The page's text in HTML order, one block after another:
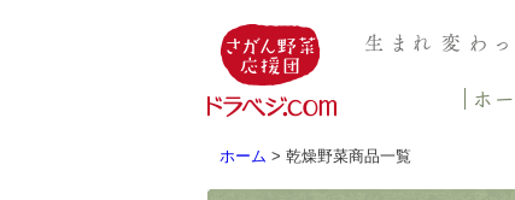
ホーム > 乾燥野菜商品一覧